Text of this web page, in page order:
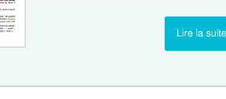
Lire la suite